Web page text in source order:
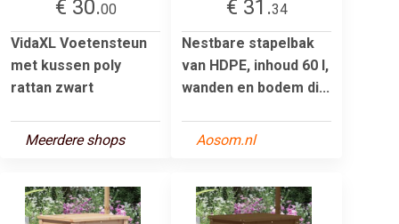
€ 30.00
VidaXL Voetensteun
met kussen poly
rattan zwart
Meerdere shops
€ 31.34
Nestbare stapelbak
van HDPE, inhoud 60 l,
wanden en bodem di...
Aosom.nl